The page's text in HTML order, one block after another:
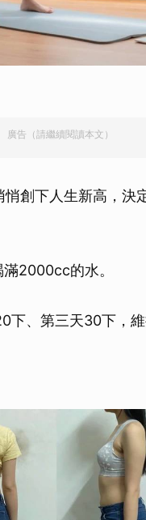
廣告（請繼續閱讀本文）
創下人生新高，決
2000cc的水。
下、第三天30下，